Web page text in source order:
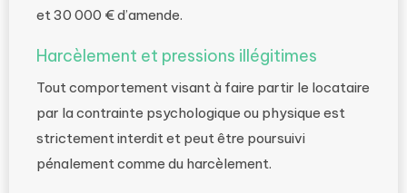
et 30 000 € d’amende.
Harcèlement et pressions illégitimes
Tout comportement visant à faire partir le locataire
par la contrainte psychologique ou physique est
strictement interdit et peut être poursuivi
pénalement comme du harcèlement.